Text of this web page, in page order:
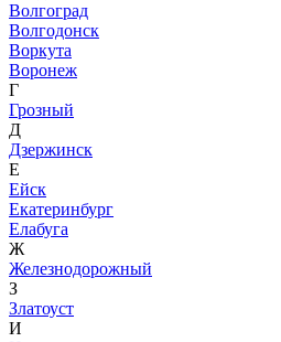
Волгоград
Волгодонск
Воркута
Воронеж
Г
Грозный
Д
Дзержинск
Е
Ейск
Екатеринбург
Елабуга
Ж
Железнодорожный
З
Златоуст
И